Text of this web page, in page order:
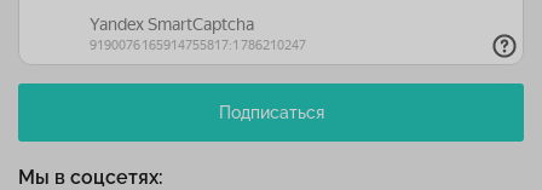
Мы в соцсетях:
Подписаться